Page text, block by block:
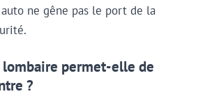
ne gêne pas le port de la
permet-elle de
?